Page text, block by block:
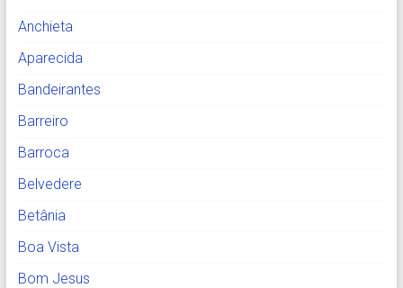
Anchieta
Aparecida
Bandeirantes
Barreiro
Barroca
Belvedere
Betânia
Boa Vista
Bom Jesus